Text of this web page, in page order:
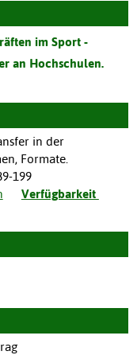
im Sport -
an Hochschulen.
in der
Formate.
199
Verfügbarkeit